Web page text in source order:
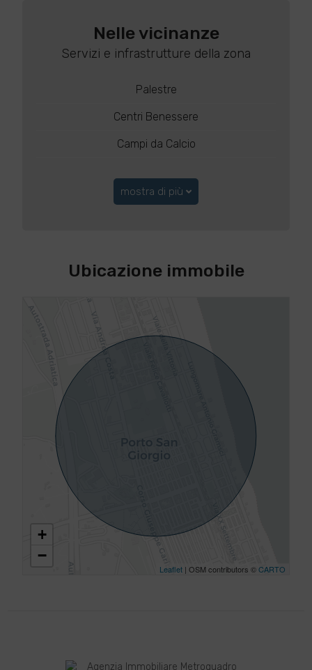
Nelle vicinanze
Servizi e infrastrutture della zona
Palestre
Centri Benessere
Campi da Calcio
mostra di più
Ubicazione immobile
+
−
Leaflet| OSM contributors ©CARTO